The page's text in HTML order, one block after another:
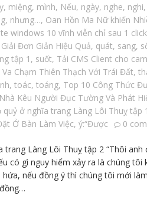
, miệng, mình, Nếu, ngày, nghe, nghi,
, nhưng…, Oan Hồn Ma Nữ khiến
windows 10 vĩnh viễn chỉ sau 1 click
Đơn Giản Hiệu Quả, quát, sang,
tập 1 , suốt, Tải CMS Client cho
Chạm Thiên Thạch Với Trái Đất,
, toác, toáng, Top 10 Công Thức
Kêu Người Đục Tường Và Phát
ở nghĩa trang Làng Lôi Thuỵ tập 1
Ở Bàn Làm Việc, ý:“Được 0
trang Làng Lôi Thuỵ tập 2 “Thôi
có gì nguy hiểm xảy ra là chúng tôi
nếu đồng ý thì chúng tôi mới